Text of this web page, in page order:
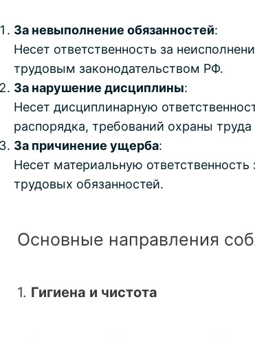
За невыполнение обязанностей:
Несет ответственность за
трудовым законодательством РФ.
За нарушение дисциплины:
Несет дисциплинарную
распорядка, требований охраны
За причинение ущерба:
Несет материальную
трудовых обязанностей.
Основные направления
1. Гигиена и чистота